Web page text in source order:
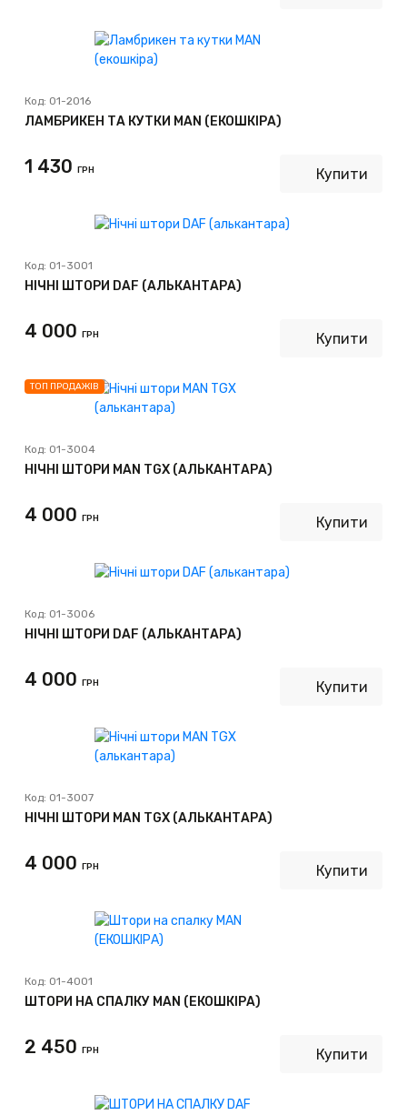
Код: 01-2016
ЛАМБРИКЕН ТА КУТКИ MAN (ЕКОШКІРА)
1 430 ГРН Купити
Код: 01-3001
НІЧНІ ШТОРИ DAF (АЛЬКАНТАРА)
4 000 ГРН Купити
ТОП ПРОДАЖІВ
Код: 01-3004
НІЧНІ ШТОРИ MAN TGX (АЛЬКАНТАРА)
4 000 ГРН Купити
Код: 01-3006
НІЧНІ ШТОРИ DAF (АЛЬКАНТАРА)
4 000 ГРН Купити
Код: 01-3007
НІЧНІ ШТОРИ MAN TGX (АЛЬКАНТАРА)
4 000 ГРН Купити
Код: 01-4001
ШТОРИ НА СПАЛКУ MAN (ЕКОШКІРА)
2 450 ГРН Купити